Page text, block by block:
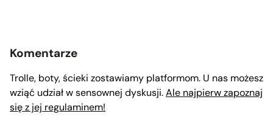
Komentarze
Trolle, boty, ścieki zostawiamy platformom. U nas możesz
wziąć udział w sensownej dyskusji.Ale najpierw zapoznaj
się z jej regulaminem!